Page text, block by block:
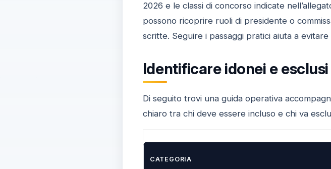
2026 e le classi di concorso indicate
possono ricoprire ruoli di presidente o
scritte. Seguire i passaggi pratici aiuta a
Identificare idonei e
Di seguito trovi una guida operativa
chiaro tra chi deve essere incluso e chi va
CATEGORIA